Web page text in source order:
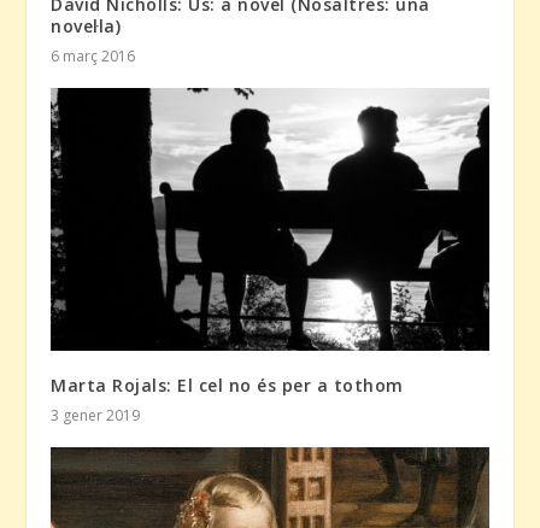
novel·la)
6 març 2016
Marta Rojals: El cel no és per a tothom
3 gener 2019